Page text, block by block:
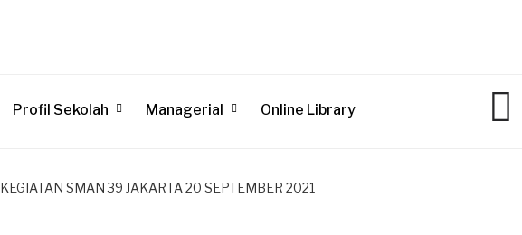
Profil Sekolah Managerial Online Library
KEGIATAN SMAN 39 JAKARTA 20 SEPTEMBER 2021